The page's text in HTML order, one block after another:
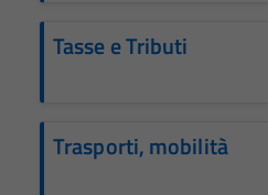
Tasse e Tributi
Trasporti, mobilità